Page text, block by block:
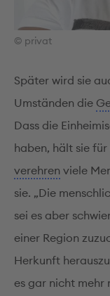
© privat
Später wird sie
Umständen die
Dass die
haben, hält sie
verehren viele
sie. „Die
sei es aber
einer Region
Herkunft
es gar nicht mehr